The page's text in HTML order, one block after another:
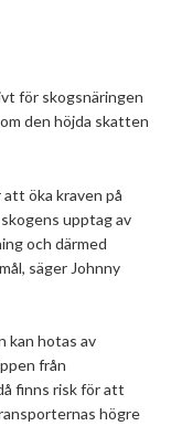
för skogsnäringen
den höjda skatten
öka kraven på
upptag av
och därmed
säger Johnny
kan hotas av
från
finns risk för att
högre